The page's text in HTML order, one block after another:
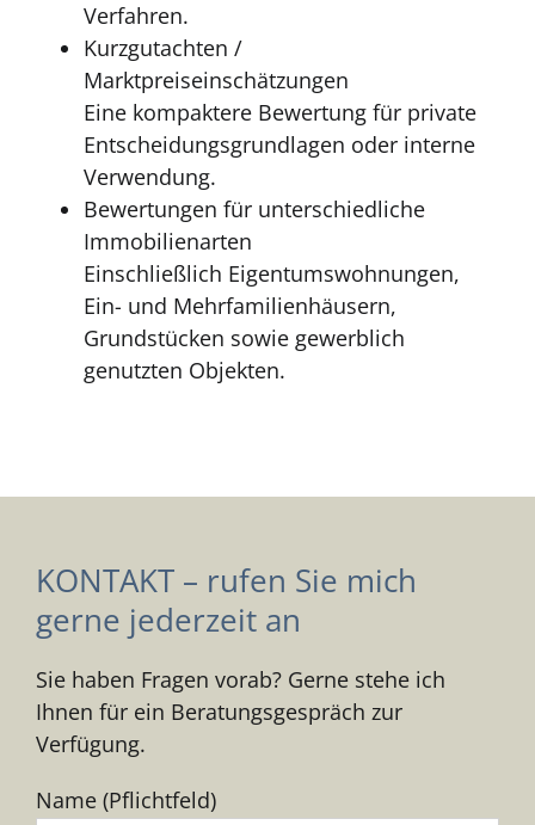
Verfahren.
Kurzgutachten /
Marktpreiseinschätzungen
Eine kompaktere Bewertung für private
Entscheidungsgrundlagen oder interne
Verwendung.
Bewertungen für unterschiedliche
Immobilienarten
Einschließlich Eigentumswohnungen,
Ein- und Mehrfamilienhäusern,
Grundstücken sowie gewerblich
genutzten Objekten.
KONTAKT – rufen Sie mich
gerne jederzeit an
Sie haben Fragen vorab? Gerne stehe ich
Ihnen für ein Beratungsgespräch zur
Verfügung.
Name (Pflichtfeld)